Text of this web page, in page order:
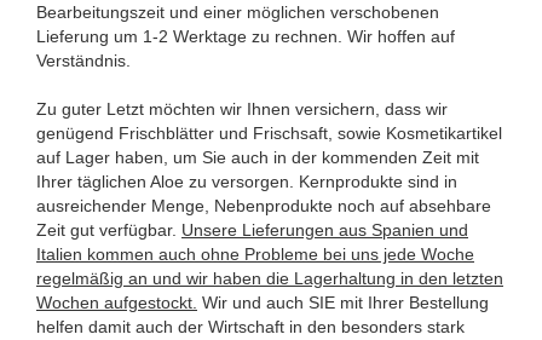
Bearbeitungszeit und einer möglichen verschobenen
Lieferung um 1-2 Werktage zu rechnen. Wir hoffen auf
Verständnis.
Zu guter Letzt möchten wir Ihnen versichern, dass wir
genügend Frischblätter und Frischsaft, sowie Kosmetikartikel
auf Lager haben, um Sie auch in der kommenden Zeit mit
Ihrer täglichen Aloe zu versorgen. Kernprodukte sind in
ausreichender Menge, Nebenprodukte noch auf absehbare
Zeit gut verfügbar. Unsere Lieferungen aus Spanien und
Italien kommen auch ohne Probleme bei uns jede Woche
regelmäßig an und wir haben die Lagerhaltung in den letzten
Wochen aufgestockt. Wir und auch SIE mit Ihrer Bestellung
helfen damit auch der Wirtschaft in den besonders stark